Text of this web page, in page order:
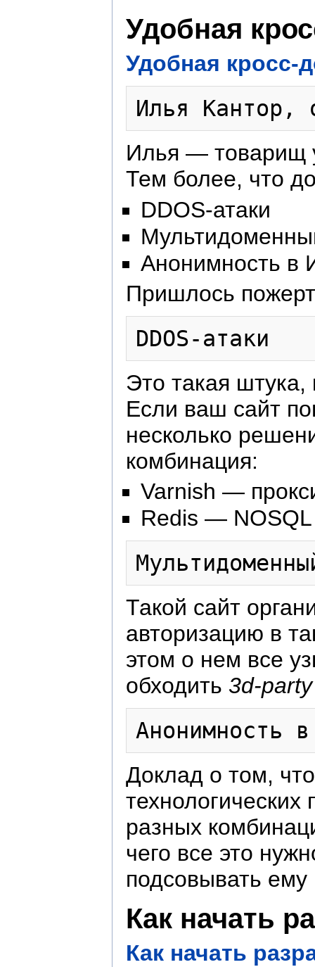
Удобная
Удобная кросс-
Илья Кантор,
Илья — товарищ
Тем более, что
DDOS-атаки
Анонимность в
Пришлось
Это такая штука,
Если ваш сайт
несколько
комбинация:
Varnish —
Redis — NOSQL
Такой сайт
авторизацию в
этом о нем все
обходить 3d-
Доклад о том,
разных
чего все это
подсовывать
Как начать
Как начать